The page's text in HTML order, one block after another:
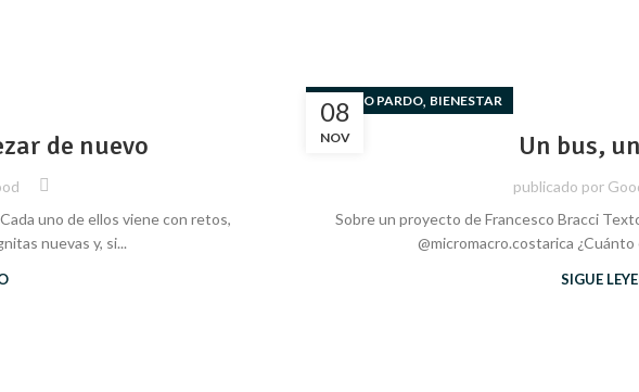
de nuevo
uno de ellos viene con retos,
nuevas y, si...
08
NOV
ARTURO PARDO, BIENESTAR
Un bus,
publicado por
Sobre un proyecto de Francesco Bracci
@micromacro.costarica
SIGUE